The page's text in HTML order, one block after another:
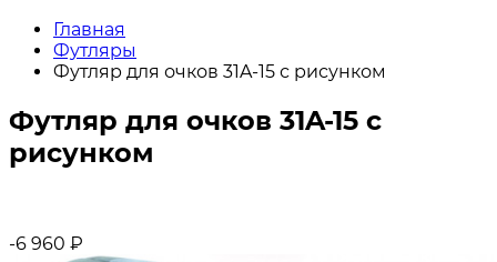
Главная
Футляры
Футляр для очков 31A-15 с рисунком
Футляр для очков 31A-15 с
рисунком
-6 960 ₽